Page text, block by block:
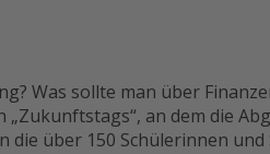
Was sollte man über
an dem die
über 150 Schülerinnen